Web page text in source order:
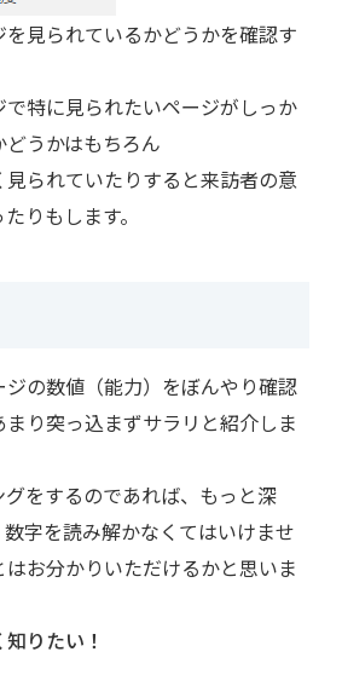
を見られているかどうかを確認す
特に見られたいページがしっか
うかはもちろん
られていたりすると来訪者の意
りもします。
の数値（能力）をぼんやり確認
り突っ込まずサラリと紹介しま
をするのであれば、もっと深
字を読み解かなくてはいけませ
お分かりいただけるかと思いま
りたい！